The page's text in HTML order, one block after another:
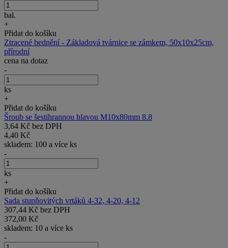
bal.
+
Přidat do košíku
Ztracené bednění - Základová tvárnice se zámkem, 50x10x25cm,
přírodní
cena na dotaz
-
ks
+
Přidat do košíku
Šroub se šestihrannou hlavou M10x80mm 8.8
3,64 Kč bez DPH
4,40 Kč
skladem: 100 a více ks
-
ks
+
Přidat do košíku
Sada stupňovitých vrtáků 4-32, 4-20, 4-12
307,44 Kč bez DPH
372,00 Kč
skladem: 10 a více ks
-